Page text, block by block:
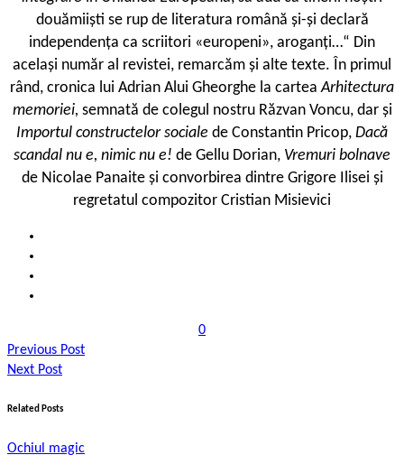
douămiiști se rup de literatura română și-și declară
independența ca scriitori «europeni», aroganți…“ Din
același număr al revistei, remarcăm și alte texte. În primul
rând, cronica lui Adrian Alui Gheorghe la carteaArhitectura
memoriei, semnată de colegul nostru Răzvan Voncu, dar și
Importul constructelor sociale de Constantin Pricop, Dacă
scandal nu e, nimic nu e! de Gellu Dorian, Vremuri bolnave
de Nicolae Panaite și convorbirea dintre Grigore Ilisei și
regretatul compozitor Cristian Misievici
0
Previous Post
Next Post
Related Posts
Ochiul magic